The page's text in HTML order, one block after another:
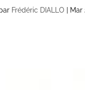
Frédéric DIALLO Mar